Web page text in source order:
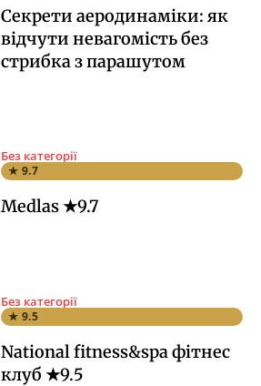
Секрети аеродинаміки: як
відчути невагомість без
стрибка з парашутом
Без категорії
★ 9.7
Medlas ★9.7
Без категорії
★ 9.5
National fitness&spa фітнес
клуб ★9.5